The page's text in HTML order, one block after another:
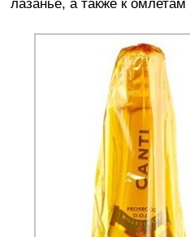
лазанье, а также к